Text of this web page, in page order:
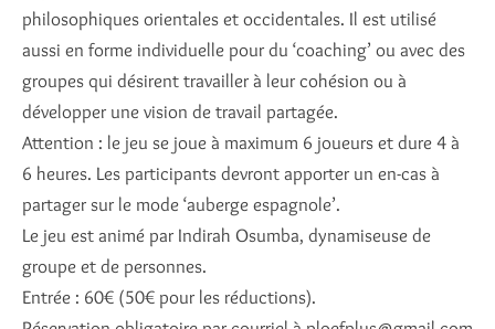
philosophiques orientales et occidentales. Il est utilisé
aussi en forme individuelle pour du ‘coaching’ ou avec des
groupes qui désirent travailler à leur cohésion ou à
développer une vision de travail partagée.
Attention : le jeu se joue à maximum 6 joueurs et dure 4 à
6 heures. Les participants devront apporter un en-cas à
partager sur le mode ‘auberge espagnole’.
Le jeu est animé par Indirah Osumba, dynamiseuse de
groupe et de personnes.
Entrée : 60€ (50€ pour les réductions).